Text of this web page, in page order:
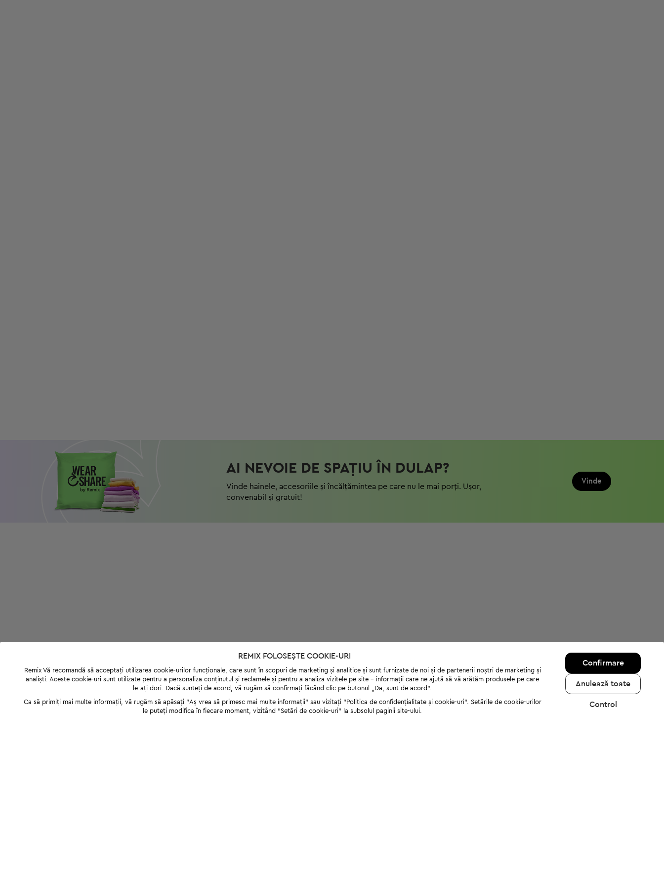
AI NEVOIE DE SPAȚIU ÎN DULAP?
Vinde hainele, accesoriile și încălțămintea pe care nu le mai porți. Ușor,
convenabil și gratuit!
Vinde
REMIX FOLOSEȘTE COOKIE-URI
Remix Vă recomandă să acceptați utilizarea cookie-urilor funcționale, care sunt în scopuri de marketing și analitice și sunt furnizate de noi și de partenerii noștri de marketing și
analiști. Aceste cookie-uri sunt utilizate pentru a personaliza conținutul și reclamele și pentru a analiza vizitele pe site - informații care ne ajută să vă arătăm produsele pe care
le-ați dori. Dacă sunteți de acord, vă rugăm să confirmați făcând clic pe butonul „Da, sunt de acord”.
Ca să primiți mai multe informații, vă rugăm să apăsați "Аș vrea să primesc mai multe informații" sau vizitați "Politica de confidențialitate și cookie-uri". Setările de cookie-urilor
le puteți modifica în fiecare moment, vizitând "Setări de cookie-uri" la subsolul paginii site-ului.
Confirmare
Anulează toate
Control